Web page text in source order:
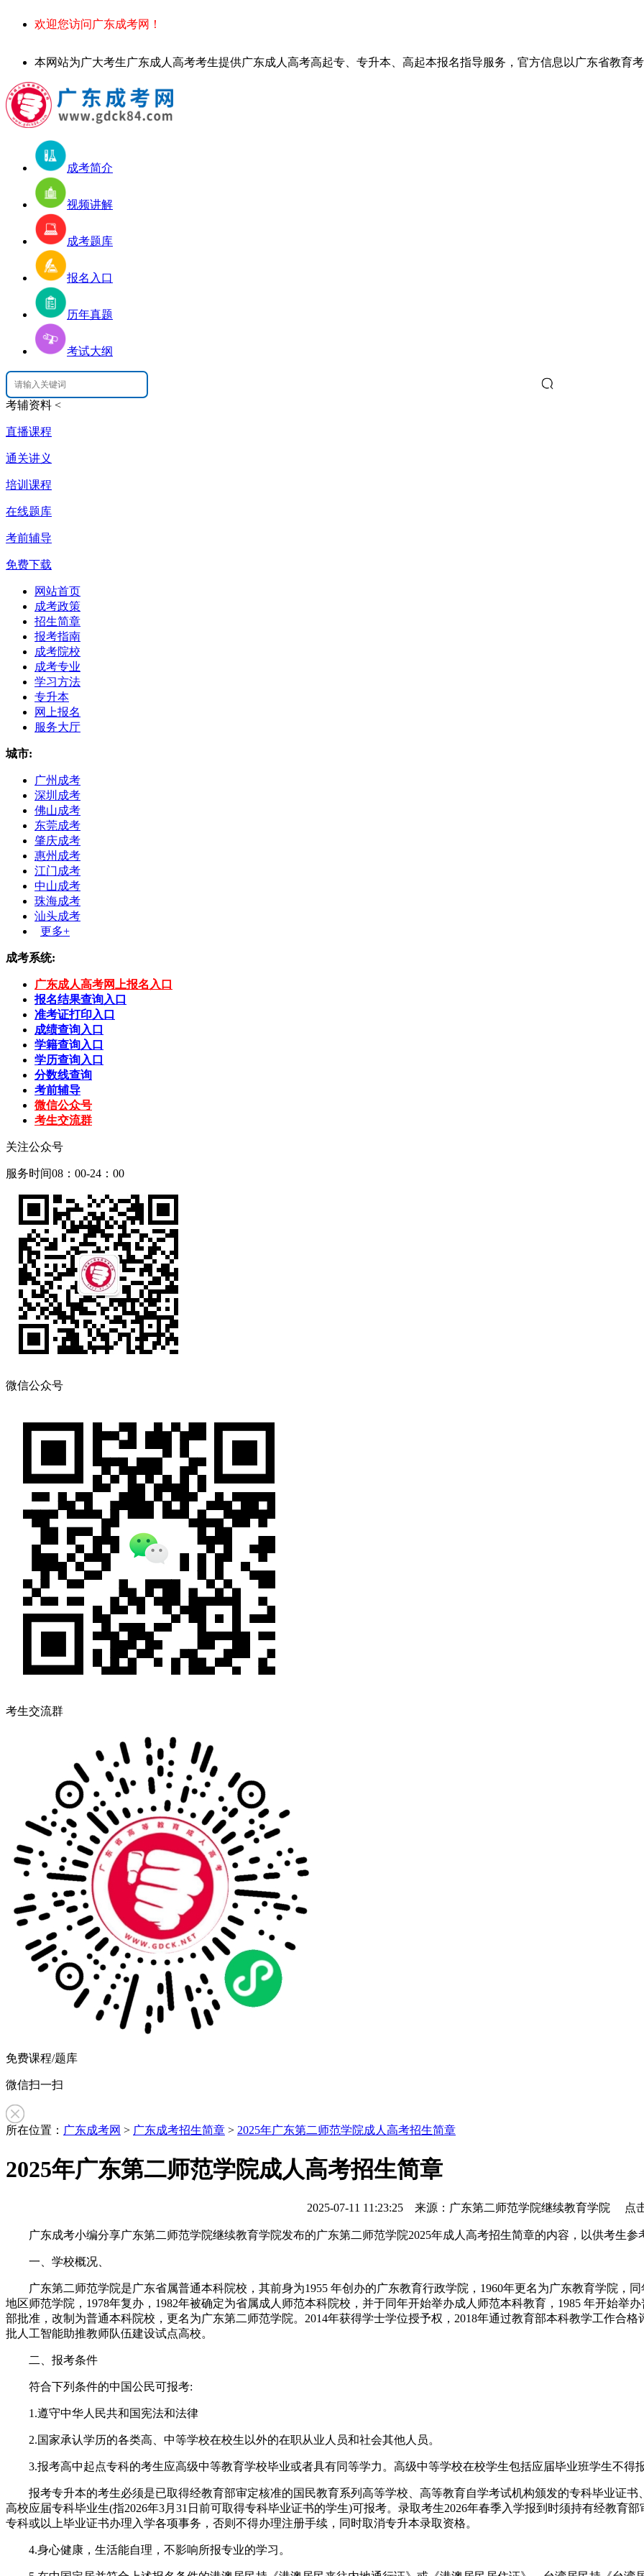
欢迎您访问广东成考网！
本网站为广大考生广东成人高考考生提供广东成人高考高起专、专升本、高起本报名指导服务，官方信息以广东省教育考
成考简介
视频讲解
成考题库
报名入口
历年真题
考试大纲
考辅资料 <
直播课程
通关讲义
培训课程
在线题库
考前辅导
免费下载
网站首页
成考政策
招生简章
报考指南
成考院校
成考专业
学习方法
专升本
网上报名
服务大厅
城市:
广州成考
深圳成考
佛山成考
东莞成考
肇庆成考
惠州成考
江门成考
中山成考
珠海成考
汕头成考
更多+
成考系统:
广东成人高考网上报名入口
报名结果查询入口
准考证打印入口
成绩查询入口
学籍查询入口
学历查询入口
分数线查询
考前辅导
微信公众号
考生交流群
关注公众号
服务时间08：00-24：00
微信公众号
考生交流群
免费课程/题库
微信扫一扫
所在位置： 广东成考网 > 广东成考招生简章 > 2025年广东第二师范学院成人高考招生简章
2025年广东第二师范学院成人高考招生简章
2025-07-11 11:23:25 来源：广东第二师范学院继续教育学院 点
广东成考小编分享广东第二师范学院继续教育学院发布的广东第二师范学院2025年成人高考招生简章的内容，以供考生参
一、学校概况、
广东第二师范学院是广东省属普通本科院校，其前身为1955 年创办的广东教育行政学院，1960年更名为广东教育学院，
地区师范学院，1978年复办，1982年被确定为省属成人师范本科院校，并于同年开始举办成人师范本科教育，1985 年开始举
部批准，改制为普通本科院校，更名为广东第二师范学院。2014年获得学士学位授予权，2018年通过教育部本科教学工作合
批人工智能助推教师队伍建设试点高校。
二、报考条件
符合下列条件的中国公民可报考:
1.遵守中华人民共和国宪法和法律
2.国家承认学历的各类高、中等学校在校生以外的在职从业人员和社会其他人员。
3.报考高中起点专科的考生应高级中等教育学校毕业或者具有同等学力。高级中等学校在校学生包括应届毕业班学生不得报
报考专升本的考生必须是已取得经教育部审定核准的国民教育系列高等学校、高等教育自学考试机构颁发的专科毕业证书
高校应届专科毕业生(指2026年3月31日前可取得专科毕业证书的学生)可报考。录取考生2026年春季入学报到时须持有经教育
专科或以上毕业证书办理入学各项事务，否则不得办理注册手续，同时取消专升本录取资格。
4.身心健康，生活能自理，不影响所报专业的学习。